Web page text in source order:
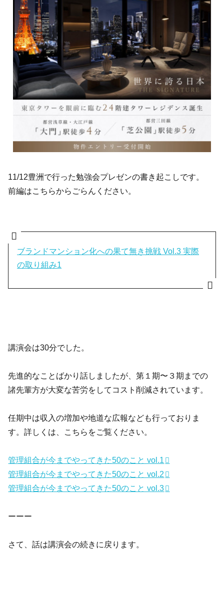
11/12豊洲で行った勉強会プレゼンの書き起こしです。
前編はこちらからごらんください。
ブランドマンション化への果て無き挑戦 Vol.3 実際
の取り組み1
講演会は30分でした。
先進的なことばかり話しましたが、第１期〜３期までの
諸先輩方が大変な苦労をしてコスト削減されています。
任期中は収入の増加や地道な広報なども行っておりま
す。詳しくは、こちらをご覧ください。
管理組合が今までやってきた50のこと vol.1
管理組合が今までやってきた50のこと vol.2
管理組合が今までやってきた50のこと vol.3
ーーー
さて、話は講演会の続きに戻ります。